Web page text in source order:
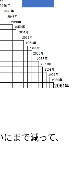
まで減って、